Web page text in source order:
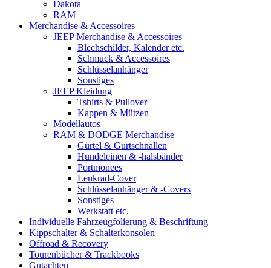
Dakota
RAM
Merchandise & Accessoires
JEEP Merchandise & Accessoires
Blechschilder, Kalender etc.
Schmuck & Accessoires
Schlüsselanhänger
Sonstiges
JEEP Kleidung
Tshirts & Pullover
Kappen & Mützen
Modellautos
RAM & DODGE Merchandise
Gürtel & Gurtschnallen
Hundeleinen & -halsbänder
Portmonees
Lenkrad-Cover
Schlüsselanhänger & -Covers
Sonstiges
Werkstatt etc.
Individuelle Fahrzeugfolierung & Beschriftung
Kippschalter & Schalterkonsolen
Offroad & Recovery
Tourenbücher & Trackbooks
Gutachten